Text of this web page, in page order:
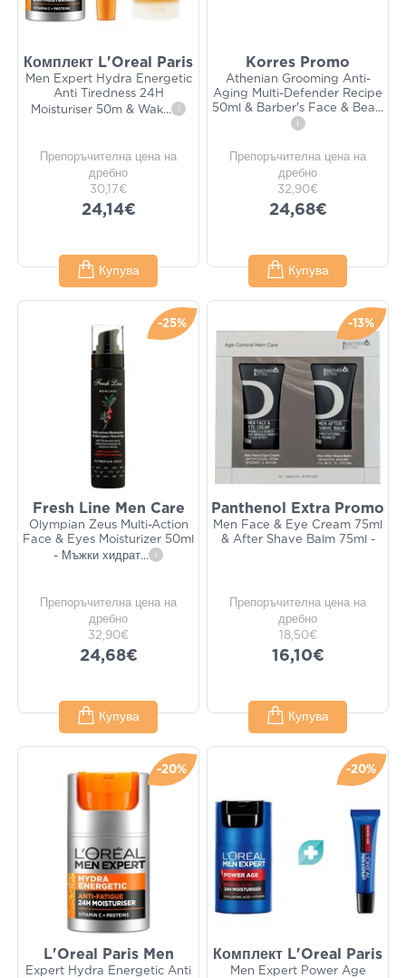
Комплект L'Oreal Paris
Men Expert Hydra Energetic
Anti Tiredness 24H
Moisturiser 50m & Wak... i
Препоръчителна цена на
дребно
30,17€
24,14€
Купува
Korres Promo
Athenian Grooming Anti-
Aging Multi-Defender Recipe
50ml & Barber's Face & Bea...
i
Препоръчителна цена на
дребно
32,90€
24,68€
Купува
-25%
Fresh Line Men Care
Olympian Zeus Multi-Action
Face & Eyes Moisturizer 50ml
- Мъжки хидрат... i
Препоръчителна цена на
дребно
32,90€
24,68€
Купува
-13%
Panthenol Extra Promo
Men Face & Eye Cream 75ml
& After Shave Balm 75ml -
Препоръчителна цена на
дребно
18,50€
16,10€
Купува
-20%
L'Oreal Paris Men
Expert Hydra Energetic Anti
-20%
Комплект L'Oreal Paris
Men Expert Power Age